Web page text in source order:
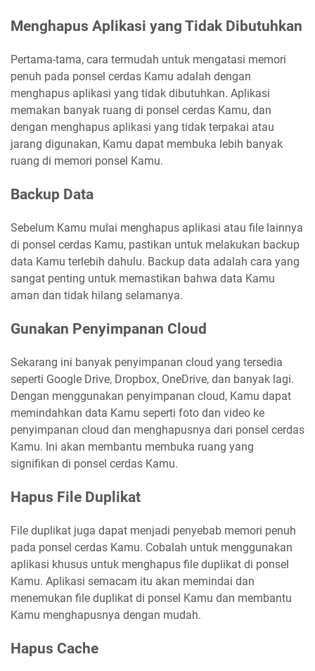
Menghapus Aplikasi yang Tidak Dibutuhkan
Pertama-tama, cara termudah untuk mengatasi memori
penuh pada ponsel cerdas Kamu adalah dengan
menghapus aplikasi yang tidak dibutuhkan. Aplikasi
memakan banyak ruang di ponsel cerdas Kamu, dan
dengan menghapus aplikasi yang tidak terpakai atau
jarang digunakan, Kamu dapat membuka lebih banyak
ruang di memori ponsel Kamu.
Backup Data
Sebelum Kamu mulai menghapus aplikasi atau file lainnya
di ponsel cerdas Kamu, pastikan untuk melakukan backup
data Kamu terlebih dahulu. Backup data adalah cara yang
sangat penting untuk memastikan bahwa data Kamu
aman dan tidak hilang selamanya.
Gunakan Penyimpanan Cloud
Sekarang ini banyak penyimpanan cloud yang tersedia
seperti Google Drive, Dropbox, OneDrive, dan banyak lagi.
Dengan menggunakan penyimpanan cloud, Kamu dapat
memindahkan data Kamu seperti foto dan video ke
penyimpanan cloud dan menghapusnya dari ponsel cerdas
Kamu. Ini akan membantu membuka ruang yang
signifikan di ponsel cerdas Kamu.
Hapus File Duplikat
File duplikat juga dapat menjadi penyebab memori penuh
pada ponsel cerdas Kamu. Cobalah untuk menggunakan
aplikasi khusus untuk menghapus file duplikat di ponsel
Kamu. Aplikasi semacam itu akan memindai dan
menemukan file duplikat di ponsel Kamu dan membantu
Kamu menghapusnya dengan mudah.
Hapus Cache